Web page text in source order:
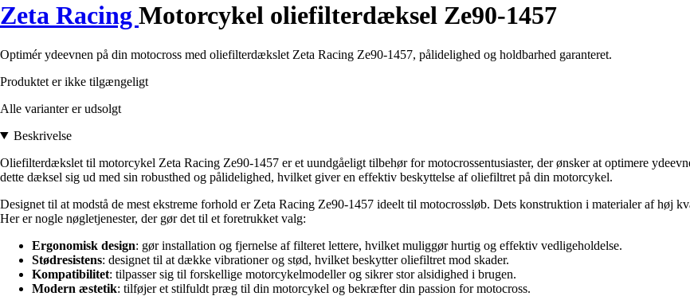
Zeta Racing Motorcykel oliefilterdæksel Ze90-1457
Optimér ydeevnen på din motocross med oliefilterdækslet Zeta Racing Ze90-1457, pålidelighed og holdbarhed garanteret.
Produktet er ikke tilgængeligt
Alle varianter er udsolgt
Beskrivelse
Oliefilterdækslet til motorcykel Zeta Racing Ze90-1457 er et uundgåeligt tilbehør for motocrossentusiaster, der ønsker at optimere
dette dæksel sig ud med sin robusthed og pålidelighed, hvilket giver en effektiv beskyttelse af oliefiltret på din motorcykel.
Designet til at modstå de mest ekstreme forhold er Zeta Racing Ze90-1457 ideelt til motocrossløb. Dets konstruktion i materialer af høj
Her er nogle nøgletjenester, der gør det til et foretrukket valg:
Ergonomisk design: gør installation og fjernelse af filteret lettere, hvilket muliggør hurtig og effektiv vedligeholdelse.
Stødresistens: designet til at dække vibrationer og stød, hvilket beskytter oliefiltret mod skader.
Kompatibilitet: tilpasser sig til forskellige motorcykelmodeller og sikrer stor alsidighed i brugen.
Modern æstetik: tilføjer et stilfuldt præg til din motorcykel og bekræfter din passion for motocross.